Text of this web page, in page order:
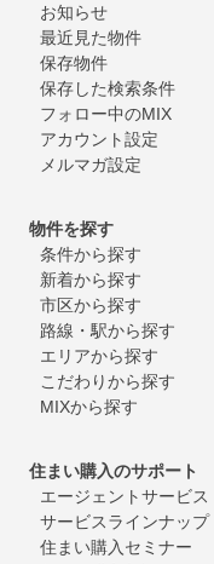
お知らせ
最近見た物件
保存物件
保存した検索条件
フォロー中のMIX
アカウント設定
メルマガ設定
物件を探す
条件から探す
新着から探す
市区から探す
路線・駅から探す
エリアから探す
こだわりから探す
MIXから探す
住まい購入のサポート
エージェントサービス
サービスラインナップ
住まい購入セミナー